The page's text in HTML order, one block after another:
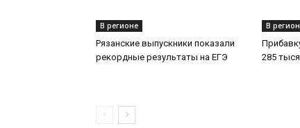
В регионе
Рязанские выпускники показали
рекордные результаты на ЕГЭ
В
285